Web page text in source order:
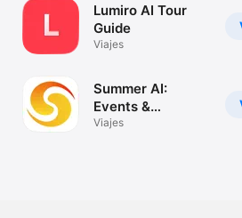
Lumiro AI Tour
Guide
Viajes
Summer AI:
Events &
Guidebook
Viajes